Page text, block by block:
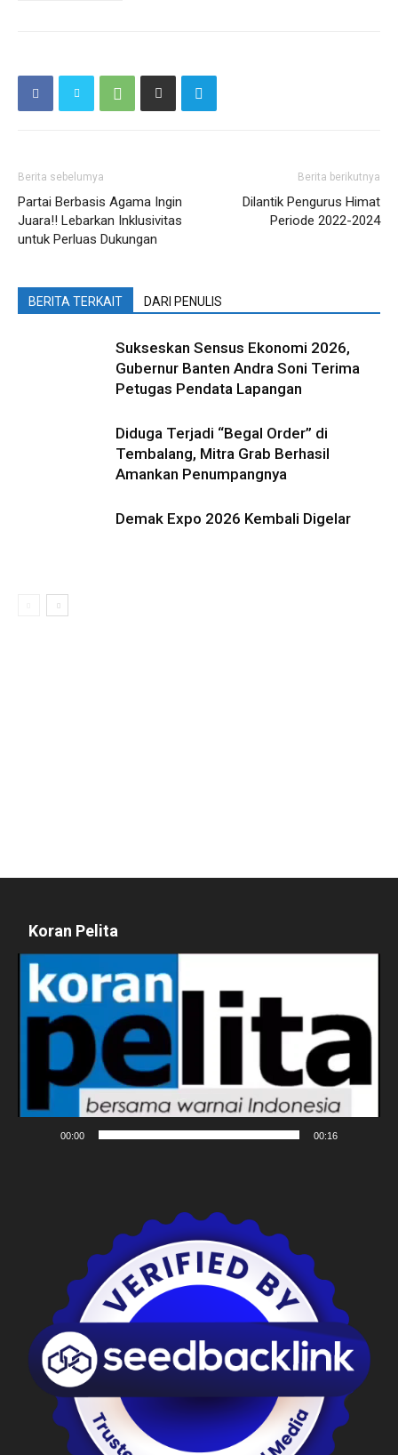
Berita sebelumya
Partai Berbasis Agama Ingin
Juara!! Lebarkan Inklusivitas
untuk Perluas Dukungan
Berita berikutnya
Dilantik Pengurus Himat
Periode 2022-2024
BERITA TERKAIT DARI PENULIS
Sukseskan Sensus Ekonomi 2026,
Gubernur Banten Andra Soni Terima
Petugas Pendata Lapangan
Diduga Terjadi “Begal Order” di
Tembalang, Mitra Grab Berhasil
Amankan Penumpangnya
Demak Expo 2026 Kembali Digelar
Koran Pelita
Pemutar
Video
00:00 00:16